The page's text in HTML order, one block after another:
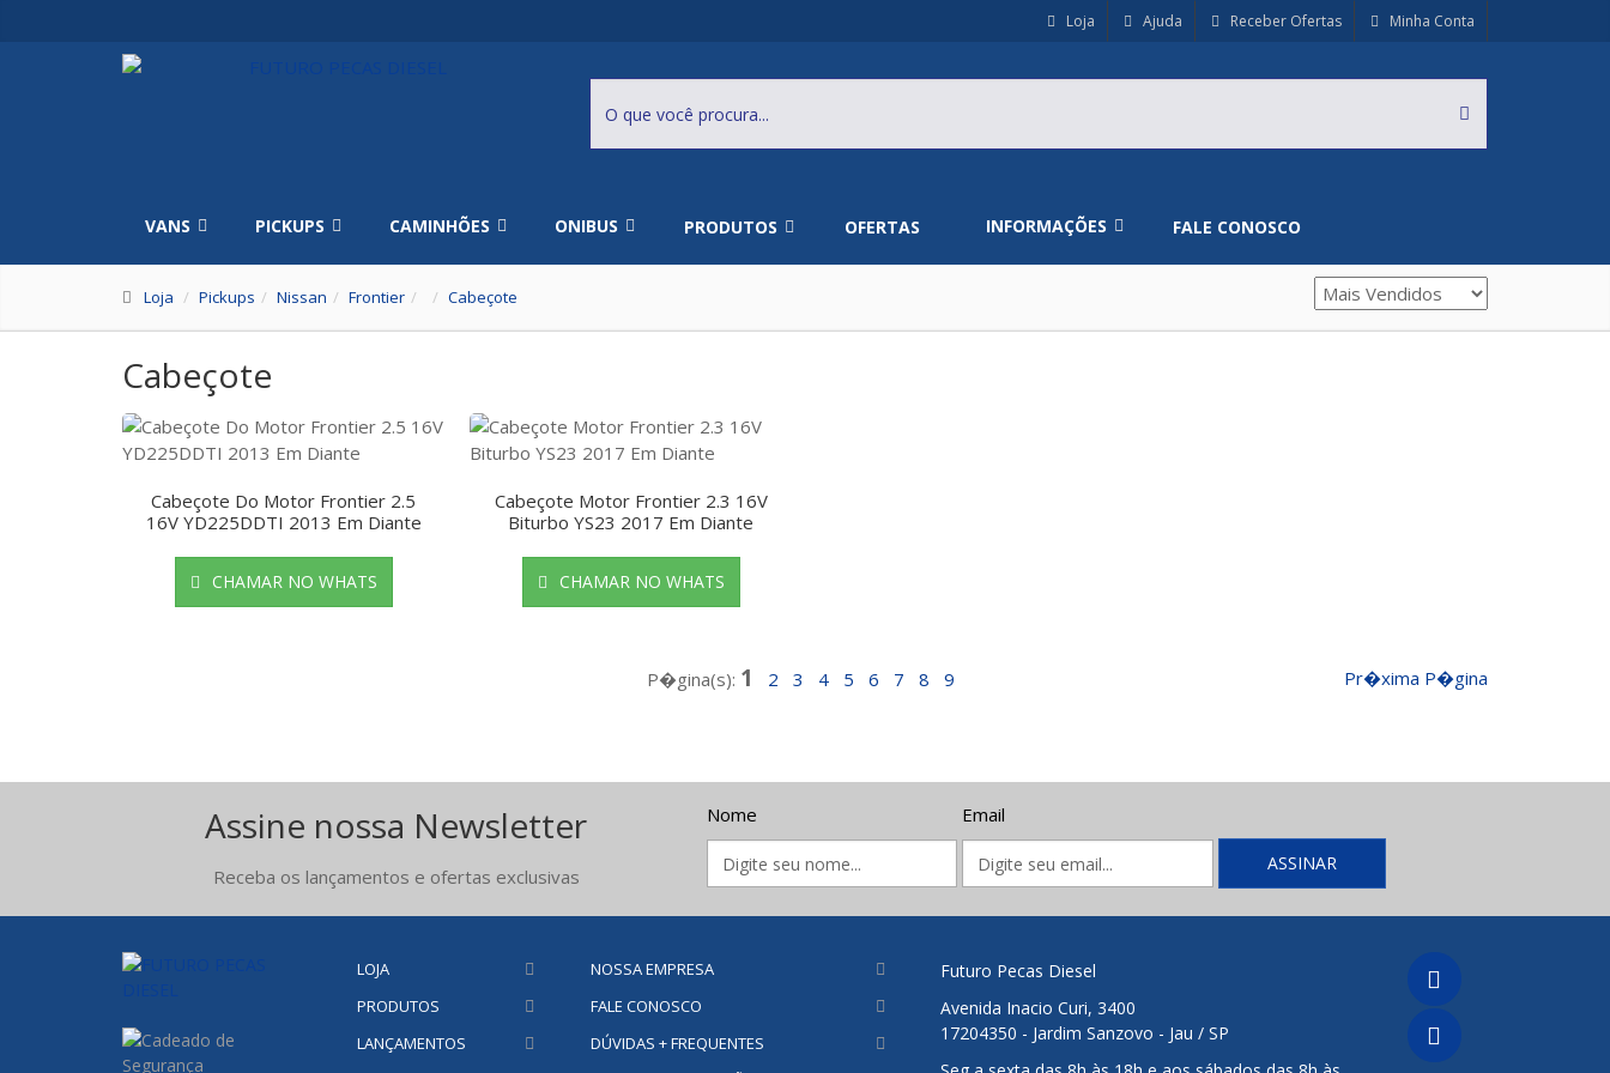
Loja Ajuda Receber Ofertas Minha Conta
VANS PICKUPS CAMINHÕES ONIBUS PRODUTOS OFERTAS INFORMAÇÕES FALE CONOSCO
Loja Pickups Nissan Frontier Cabeçote
Cabeçote
Cabeçote Do Motor Frontier 2.5
16V YD225DDTI 2013 Em Diante
CHAMAR NO WHATS
Cabeçote Motor Frontier 2.3 16V
Biturbo YS23 2017 Em Diante
CHAMAR NO WHATS
P�gina(s): 1 2 3 4 5 6 7 8 9 Pr�xima P�gina
Assine nossa Newsletter
Receba os lançamentos e ofertas exclusivas
Nome Email
LOJA
PRODUTOS
LANÇAMENTOS
NOSSA EMPRESA
FALE CONOSCO
DÚVIDAS + FREQUENTES
Futuro Pecas Diesel
Avenida Inacio Curi, 3400
17204350 - Jardim Sanzovo - Jau / SP